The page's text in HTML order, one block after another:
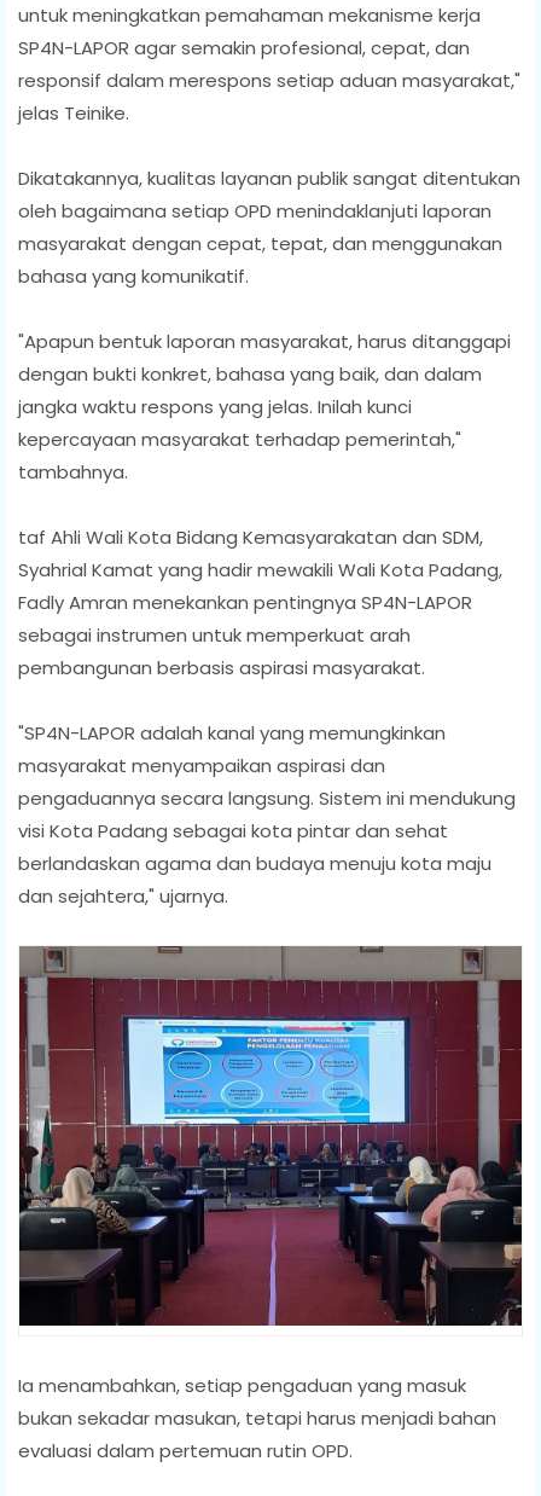
untuk meningkatkan pemahaman mekanisme kerja
SP4N-LAPOR agar semakin profesional, cepat, dan
responsif dalam merespons setiap aduan masyarakat,"
jelas Teinike.
Dikatakannya, kualitas layanan publik sangat ditentukan
oleh bagaimana setiap OPD menindaklanjuti laporan
masyarakat dengan cepat, tepat, dan menggunakan
bahasa yang komunikatif.
"Apapun bentuk laporan masyarakat, harus ditanggapi
dengan bukti konkret, bahasa yang baik, dan dalam
jangka waktu respons yang jelas. Inilah kunci
kepercayaan masyarakat terhadap pemerintah,"
tambahnya.
taf Ahli Wali Kota Bidang Kemasyarakatan dan SDM,
Syahrial Kamat yang hadir mewakili Wali Kota Padang,
Fadly Amran menekankan pentingnya SP4N-LAPOR
sebagai instrumen untuk memperkuat arah
pembangunan berbasis aspirasi masyarakat.
"SP4N-LAPOR adalah kanal yang memungkinkan
masyarakat menyampaikan aspirasi dan
pengaduannya secara langsung. Sistem ini mendukung
visi Kota Padang sebagai kota pintar dan sehat
berlandaskan agama dan budaya menuju kota maju
dan sejahtera," ujarnya.
Ia menambahkan, setiap pengaduan yang masuk
bukan sekadar masukan, tetapi harus menjadi bahan
evaluasi dalam pertemuan rutin OPD.